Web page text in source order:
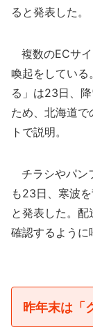
ると発表した。
複数のECサ
喚起をしている
る」は23日、
ため、北海道で
トで説明。
チラシやパン
も23日、寒波
と発表した。
確認するように
昨年末は「